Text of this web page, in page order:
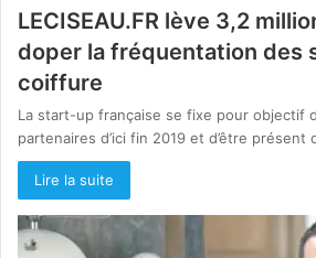
LECISEAU.FR lève 3,2
doper la fréquentation des
coiffure
La start-up française se fixe pour objectif
partenaires d’ici fin 2019 et d’être présent
Lire la suite